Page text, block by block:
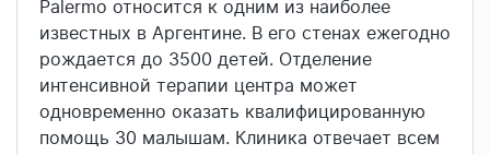
Palermo относится к одним из наиболее
известных в Аргентине. В его стенах ежегодно
рождается до 3500 детей. Отделение
интенсивной терапии центра может
одновременно оказать квалифицированную
помощь 30 малышам. Клиника отвечает всем